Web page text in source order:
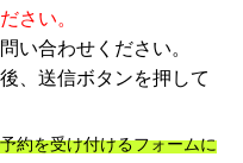
さい。
い合わせください。
、送信ボタンを押して
約を受け付けるフォームに